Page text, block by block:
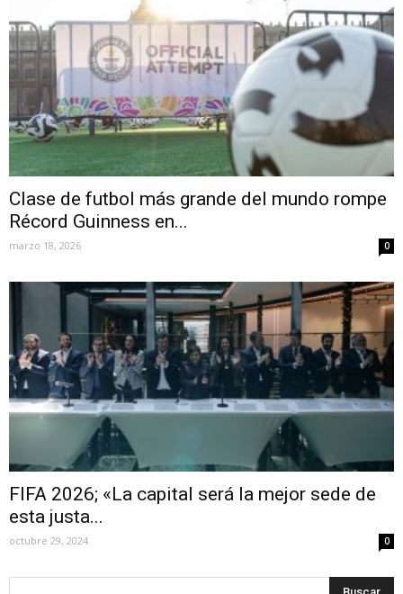
Clase de futbol más grande del mundo rompe
Récord Guinness en...
marzo 18, 2026 0
FIFA 2026; «La capital será la mejor sede de
esta justa...
octubre 29, 2024 0